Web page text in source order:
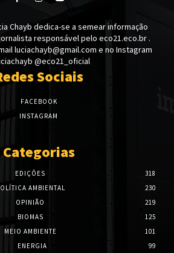
Chayb dedica-se a semear informação
responsável pelo eco21.eco.br .
luciachayb@gmail.com e no Instagram
@eco21_oficial
Sociais
FACEBOOK
INSTAGRAM
Categorias
EDIÇÕES
318
AMBIENTAL
230
OPINIÃO
219
BIOMAS
125
MEIO AMBIENTE
101
ENERGIA
99